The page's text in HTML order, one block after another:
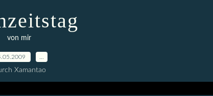
von mir
Xamantao